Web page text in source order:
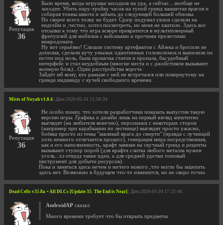
Репутация
36
Было время, когда игрушка заходила на ура, а сейчас....вообще не
заходит. Убить пару-тройку часов на тупой гринд ваншотая врагов и
собирая тонны шмота и забыть до следующей большей обновы.
Но скорее всего толку не будет. Сразу подумал уклон сделали на
ендгейм и ,честно, хотел посмотреть, но меня не хватило. Здесь все
отсылки к тому что игра вскоре превратится в мультиплеерный
фритуплей для мобилок с кейсиками и прочими прелестими
микродоната.
Ну вот серьёзно! Слизали систему артефактов с Айзека и бросили не
допилив, сделали кучу унылых однотипных головоломок и выпилили их
почти под ноль, была прокачка статов и пропала, бы удобный
интерфейс и стал неудобным (многие места и с джойстиком вызывают
жопную боль)...Одни расстройства короче.
Зайдёт мб кому, кто раньше с ней не встречался или повернутому на
гринде индивиду с кучей свободного времени.
Mists of Noyah v1.0.4 | Дата 2020-05-31 21:50:34
Репутация
36
Не особо понял, что хотели разработчики показать выпустив такую
версию игры. Графика и дизайн лишь на первый взгляд аппетитно
выглядят (на любителя конечно), персонажи с некоторых сторон
(например при карабкании по лестнице) выглядят просто ужасно,
боёвка просто из темы "закликай врага до смерти" (правда с лучницей
хоть немного отличается процесс), генерация мира посредственная,
как и его наполненность, крафт завязан на скучный гринд и рецепты
вызывают ступор порой (для крафта слитка любого металла нужен
уголь...хз откуда такие идеи, а для средней удочки топовый
инструмент для добычи ресурсов).
Пока и заняться здесь нечем и ничего нового ,что могло бы зацепить
здесь нет. Возможно в будущем что-то изменится, но не скоро точно.
Dead Cells v35.8a + All DLCs [Update 35: The End is Near] | Дата 2020-05-30 17:25:40
AndroidAP сказал:
Много времени требует что бы открыть предметы